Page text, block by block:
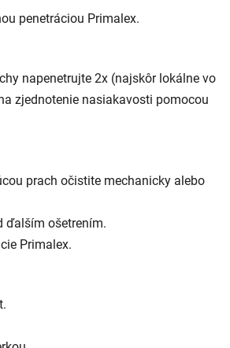
penetráciou Primalex.
napenetrujte 2x (najskôr lokálne vo
zjednotenie nasiakavosti pomocou
prach očistite mechanicky alebo
ďalším ošetrením.
Primalex.